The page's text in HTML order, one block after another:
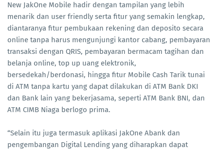
New JakOne Mobile hadir dengan tampilan yang lebih
menarik dan user friendly serta fitur yang semakin lengkap,
diantaranya fitur pembukaan rekening dan deposito secara
online tanpa harus mengunjungi kantor cabang, pembayaran
transaksi dengan QRIS, pembayaran bermacam tagihan dan
belanja online, top up uang elektronik,
bersedekah/berdonasi, hingga fitur Mobile Cash Tarik tunai
di ATM tanpa kartu yang dapat dilakukan di ATM Bank DKI
dan Bank lain yang bekerjasama, seperti ATM Bank BNI, dan
ATM CIMB Niaga berlogo prima.
“Selain itu juga termasuk aplikasi JakOne Abank dan
pengembangan Digital Lending yang diharapkan dapat